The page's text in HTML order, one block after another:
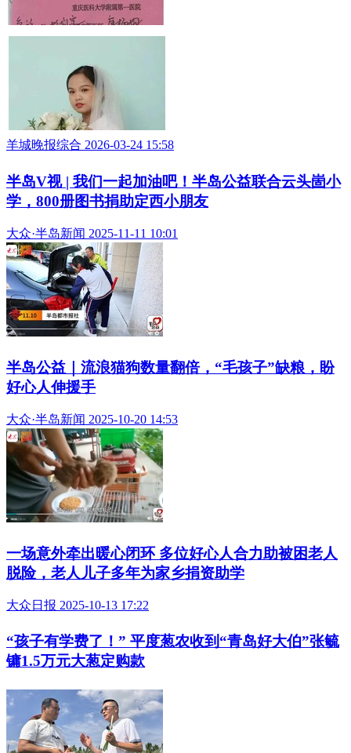
羊城晚报综合 2026-03-24 15:58
半岛V视 | 我们一起加油吧！半岛公益联合云头崮小
学，800册图书捐助定西小朋友
大众·半岛新闻 2025-11-11 10:01
半岛公益｜流浪猫狗数量翻倍，“毛孩子”缺粮，盼
好心人伸援手
大众·半岛新闻 2025-10-20 14:53
一场意外牵出暖心闭环 多位好心人合力助被困老人
脱险，老人儿子多年为家乡捐资助学
大众日报 2025-10-13 17:22
“孩子有学费了！” 平度葱农收到“青岛好大伯”张毓
镛1.5万元大葱定购款